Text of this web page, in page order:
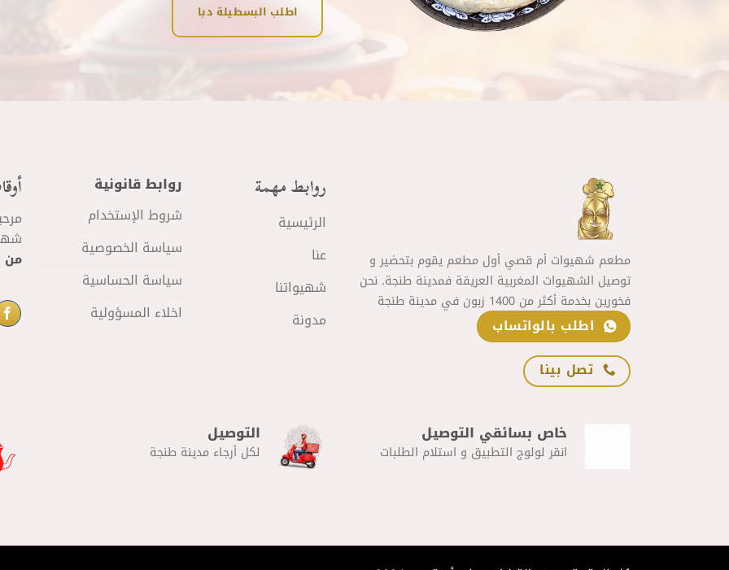
اطلب البسطيلة دبا
مطعم شهيوات أم قصي أول مطعم يقوم بتحضير و
توصيل الشهيوات المغربية العريقة فمدينة طنجة. نحن
فخورين بخدمة أكثر من 1400 زبون في مدينة طنجة
اطلب بالواتساب
تصل بينا
روابط مهمة
الرئيسية
عنا
شهيواتنا
مدونة
روابط قانونية
شروط الإستخدام
سياسة الخصوصية
سياسة الحساسية
اخلاء المسؤولية
من 11 صباحا
خاص بسائقي التوصيل
انقر لولوج التطبيق و استلام الطلبات
التوصيل
لكل أرجاء مدينة طنجة